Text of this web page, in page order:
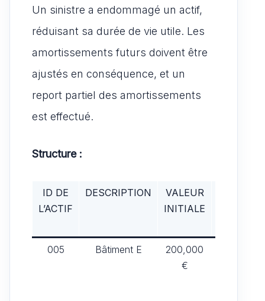
Un sinistre a endommagé un actif,
réduisant sa durée de vie utile. Les
amortissements futurs doivent être
ajustés en conséquence, et un
report partiel des amortissements
est effectué.
Structure :
ID DE
L’ACTIF
DESCRIPTION
VALEUR
INITIALE
005 Bâtiment E
200,000
€